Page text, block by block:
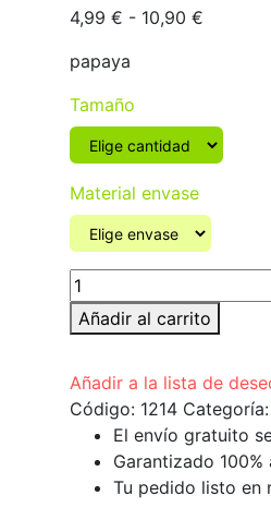
4,99 € - 10,90 €
4,99 €
hasta
papaya
Tamaño
Material envase
Tarrina
de
papaya
Añadir al carrito
Añadir a la lista de
Código: 1214 Categoría:
El envío gratuito
Garantizado
Tu pedido listo en